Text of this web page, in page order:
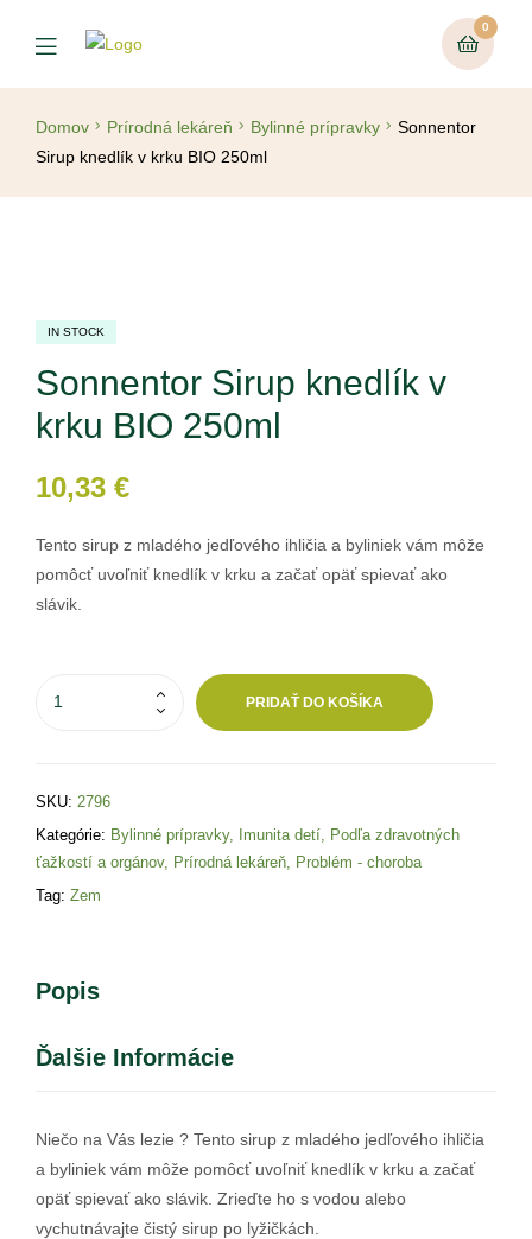
0
Domov Prírodná lekáreň Bylinné prípravky
Sonnentor
Sirup knedlík v krku BIO 250ml
IN STOCK
Sonnentor Sirup knedlík v
krku BIO 250ml
10,33 €
Tento sirup z mladého jedľového ihličia a byliniek vám môže
pomôcť uvoľniť knedlík v krku a začať opäť spievať ako
slávik.
PRIDAŤ DO KOŠÍKA
SKU: 2796
Kategórie: Bylinné prípravky, Imunita detí
Podľa zdravotných
ťažkostí a orgánov, Prírodná lekáreň
Problém - choroba
Tag: Zem
Popis
Ďalšie Informácie
Niečo na Vás lezie ? Tento sirup z mladého jedľového ihličia
a byliniek vám môže pomôcť uvoľniť knedlík v krku a začať
opäť spievať ako slávik. Zrieďte ho s vodou alebo
vychutnávajte čistý sirup po lyžičkách.